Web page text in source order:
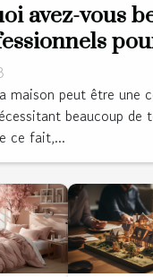
avez-vous
votre domicile
maison peut être une
beaucoup de
ce fait,...